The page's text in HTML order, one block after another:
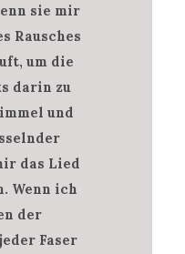
sie mir
Rausches
um die
darin zu
und
das Lied
Wenn ich
der
Faser